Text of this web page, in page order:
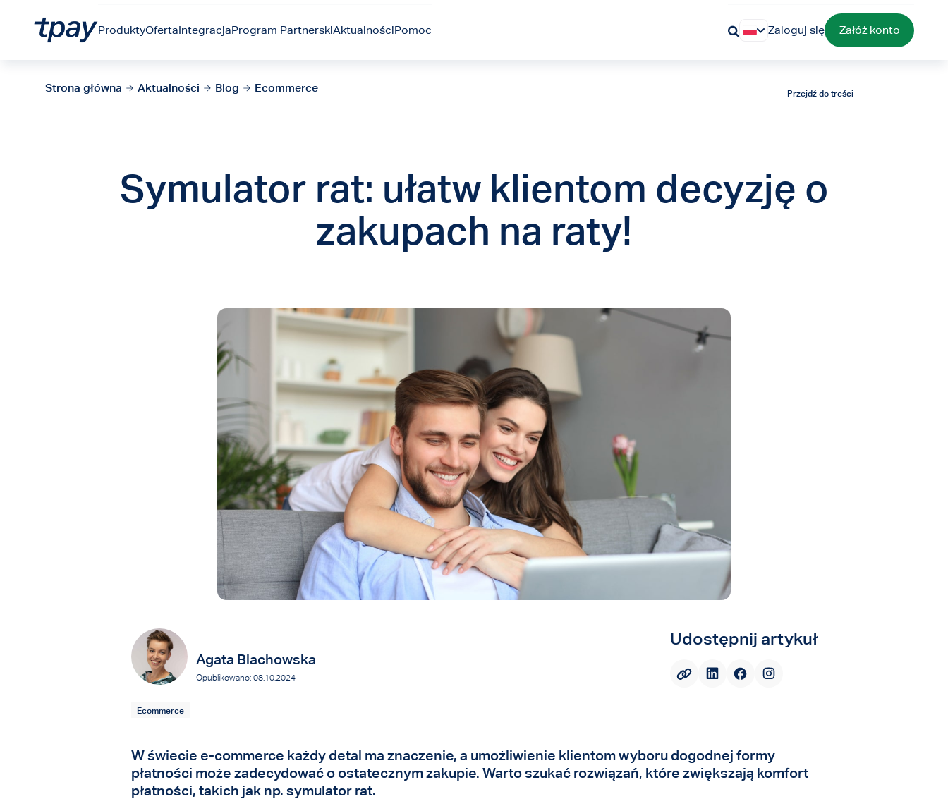
Przejdź do treści
ProduktyOfertaIntegracjaProgram PartnerskiAktualnościPomoc Zaloguj się Załóż konto
Strona główna Aktualności Blog Ecommerce
Symulator rat: ułatw klientom decyzję o
zakupach na raty!
Agata Blachowska
Opublikowano: 08.10.2024
Ecommerce
Udostępnij artykuł
W świecie e-commerce każdy detal ma znaczenie, a umożliwienie klientom wyboru dogodnej formy
płatności może zadecydować o ostatecznym zakupie. Warto szukać rozwiązań, które zwiększają komfort
płatności, takich jak np. symulator rat.